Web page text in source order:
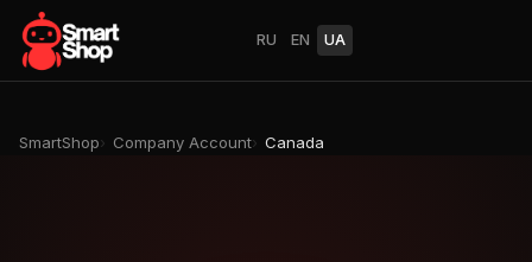
RU EN UA
SmartShop Company Account Canada